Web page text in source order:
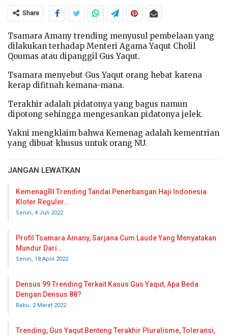
Share
Tsamara Amany trending menyusul pembelaan yang
dilakukan terhadap Menteri Agama Yaqut Cholil
Qoumas atau dipanggil Gus Yaqut.
Tsamara menyebut Gus Yaqut orang hebat karena
kerap difitnah kemana-mana.
Terakhir adalah pidatonya yang bagus namun
dipotong sehingga mengesankan pidatonya jelek.
Yakni mengklaim bahwa Kemenag adalah kementrian
yang dibuat khusus untuk orang NU.
JANGAN LEWATKAN
KemenagRI Trending Tandai Penerbangan Haji Indonesia
Kloter Reguler…
Senin, 4 Juli 2022
Profil Tsamara Amany, Sarjana Cum Laude Yang Menyatakan
Mundur Dari…
Senin, 18 April 2022
Densus 99 Trending Terkait Kasus Gus Yaqut, Apa Beda
Dengan Densus 88?
Rabu, 2 Maret 2022
Trending, Gus Yaqut Benteng Terakhir Pluralisme, Toleransi,